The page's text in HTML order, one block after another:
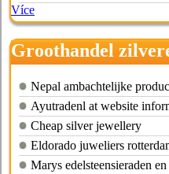
Více
Groothandel
Nepal ambachtelijke
Ayutradenl at website
Cheap silver jewellery
Eldorado juweliers
Marys edelsteensieraden